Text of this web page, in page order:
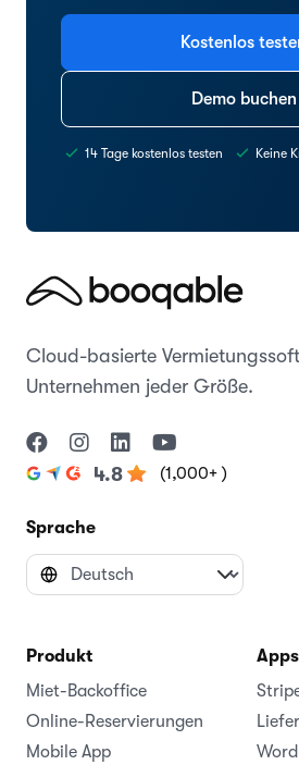
Kostenlos
Demo buchen
14 Tage kostenlos testen Keine
Cloud-basierte
Unternehmen jeder Größe.
4.8 (1,000+ )
Sprache
Produkt
Miet-Backoffice
Online-Reservierungen
Mobile App